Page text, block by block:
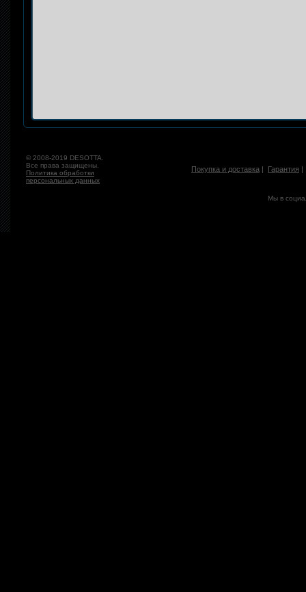
© 2008-2019 DESOTTA.
Все права защищены.
Политика обработки
персональных данных
Покупка и доставка | Гарантия
Мы в